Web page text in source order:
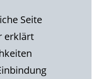
Seite
erklärt